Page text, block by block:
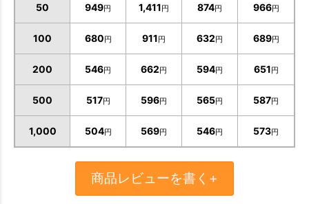
お買い物を続ける カートへ進む
50 949円 1,411円 874円 966円
100 680円 911円 632円 689円
200 546円 662円 594円 651円
500 517円 596円 565円 587円
1,000 504円 569円 546円 573円
商品レビューを書く+